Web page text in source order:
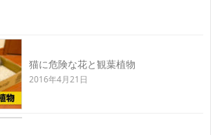
猫に危険な花と観葉植物
2016年4月21日